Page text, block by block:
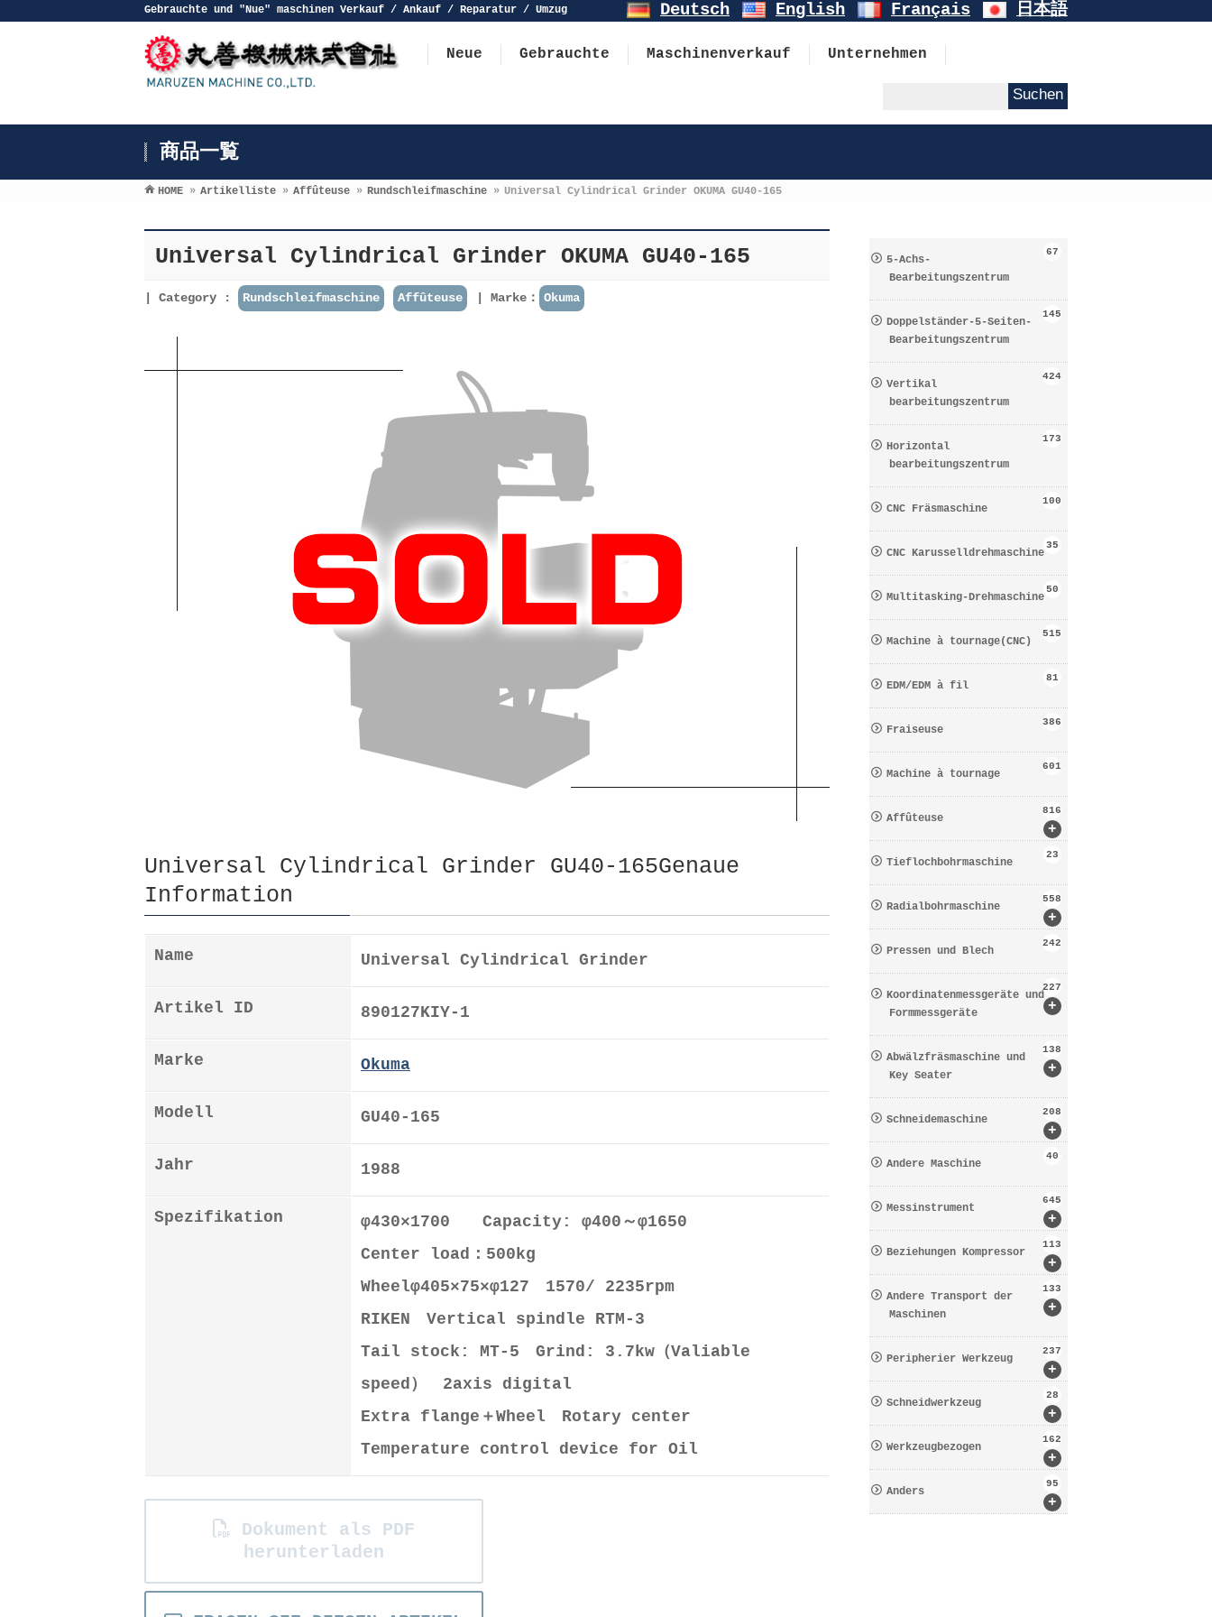
Gebrauchte und ″Nue″ maschinen Verkauf / Ankauf / Reparatur / Umzug Deutsch English Français 日本語
Neue Gebrauchte Maschinenverkauf Unternehmen
商品一覧
HOME » Artikelliste » Affûteuse » Rundschleifmaschine » Universal Cylindrical Grinder OKUMA GU40-165
Universal Cylindrical Grinder OKUMA GU40-165
Category : Rundschleifmaschine Affûteuse Marke： Okuma
Universal Cylindrical Grinder GU40-165Genaue
Information
Name Universal Cylindrical Grinder
Artikel ID 890127KIY-1
Marke Okuma
Modell GU40-165
Jahr 1988
Spezifikation
φ430×1700 Capacity: φ400～φ1650
Center load：500kg
Wheelφ405×75×φ127 1570/ 2235rpm
RIKEN Vertical spindle RTM-3
Tail stock: MT-5 Grind: 3.7kw（Valiable
speed） 2axis digital
Extra flange＋Wheel Rotary center
Temperature control device for Oil
Dokument als PDF
herunterladen
5-Achs-
Bearbeitungszentrum
67
Doppelständer-5-Seiten-
Bearbeitungszentrum
145
Vertikal
bearbeitungszentrum
424
Horizontal
bearbeitungszentrum
173
CNC Fräsmaschine
100
CNC Karusselldrehmaschine
35
Multitasking-Drehmaschine
50
Machine à tournage(CNC)
515
EDM/EDM à fil
81
Fraiseuse
386
Machine à tournage
601
+
Affûteuse
816
Tieflochbohrmaschine
23
+
Radialbohrmaschine
558
Pressen und Blech
242
+
Koordinatenmessgeräte und
Formmessgeräte
227
+
Abwälzfräsmaschine und
Key Seater
138
+
Schneidemaschine
208
Andere Maschine
40
+
Messinstrument
645
+
Beziehungen Kompressor
113
+
Andere Transport der
Maschinen
133
+
Peripherier Werkzeug
237
+
Schneidwerkzeug
28
+
Werkzeugbezogen
162
+
Anders
95